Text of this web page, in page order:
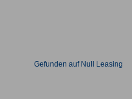
Gefunden auf Null Leasing